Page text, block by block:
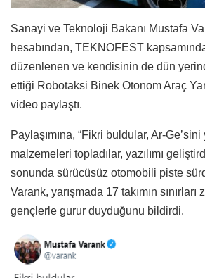
Sanayi ve Teknoloji Bakanı Mustafa
hesabından, TEKNOFEST
düzenlenen ve kendisinin de dün
ettiği Robotaksi Binek Otonom Araç
video paylaştı.
Paylaşımına, “Fikri buldular, Ar-Ge’sini
malzemeleri topladılar, yazılımı
sonunda sürücüsüz otomobili piste
Varank, yarışmada 17 takımın sınırları
gençlerle gurur duyduğunu bildirdi.